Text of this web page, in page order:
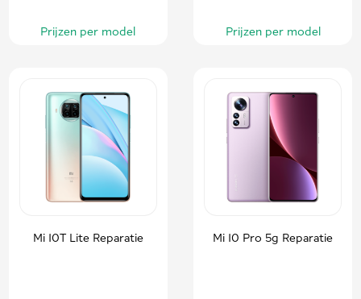
Prijzen per model Prijzen per model
Mi 10T Lite Reparatie Mi 10 Pro 5g Reparatie